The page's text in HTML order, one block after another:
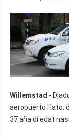
Willemstad -
aeropuerto Hato,
37 aña di edat